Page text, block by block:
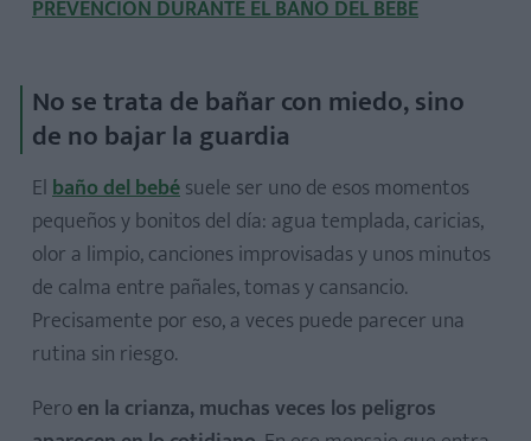
PREVENCIÓN DURANTE EL BAÑO DEL BEBÉ
No se trata de bañar con miedo, sino
de no bajar la guardia
Elbaño del bebésuele ser uno de esos momentos
pequeños y bonitos del día: agua templada, caricias,
olor a limpio, canciones improvisadas y unos minutos
de calma entre pañales, tomas y cansancio.
Precisamente por eso, a veces puede parecer una
rutina sin riesgo.
Peroen la crianza, muchas veces los peligros